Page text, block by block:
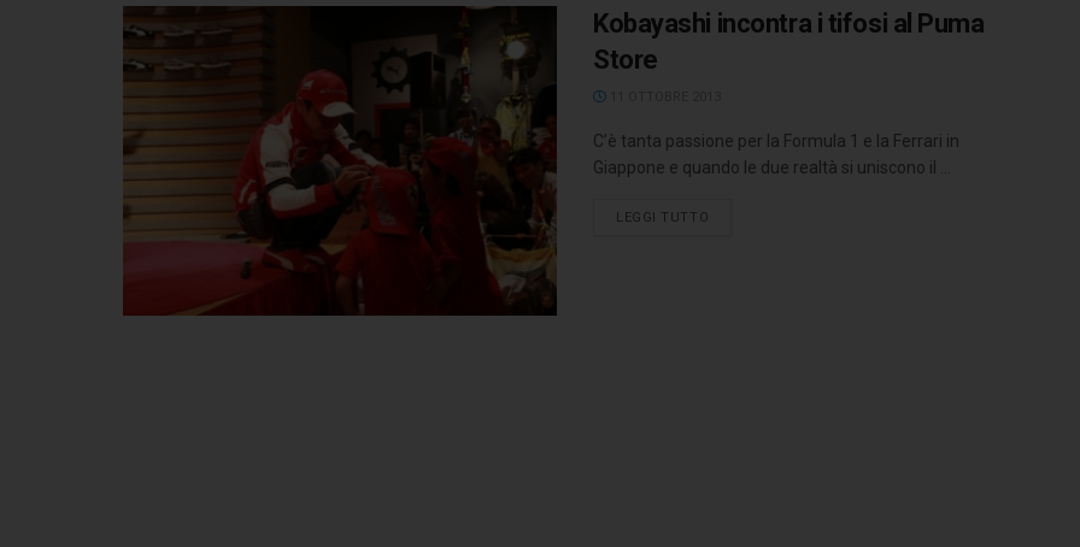
Kobayashi incontra i tifosi al Puma
Store
C’è tanta passione per la Formula 1 e la Ferrari in
Giappone e quando le due realtà si uniscono il ...
LEGGI TUTTO